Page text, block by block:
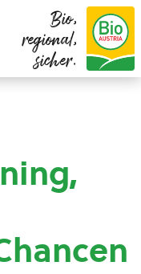
Bio,
regional,
sicher.